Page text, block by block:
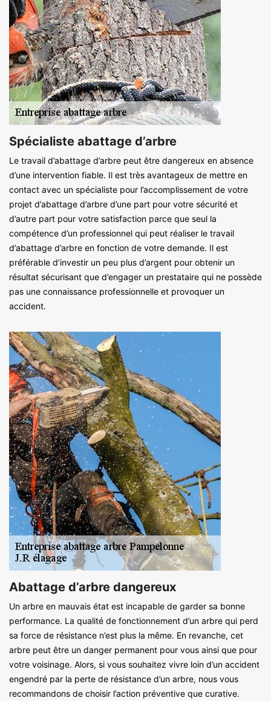
Spécialiste abattage d’arbre
Le travail d’abattage d’arbre peut être dangereux en absence
d’une intervention fiable. Il est très avantageux de mettre en
contact avec un spécialiste pour l’accomplissement de votre
projet d’abattage d’arbre d’une part pour votre sécurité et
d’autre part pour votre satisfaction parce que seul la
compétence d’un professionnel qui peut réaliser le travail
d’abattage d’arbre en fonction de votre demande. Il est
préférable d’investir un peu plus d’argent pour obtenir un
résultat sécurisant que d’engager un prestataire qui ne possède
pas une connaissance professionnelle et provoquer un
accident.
Abattage d’arbre dangereux
Un arbre en mauvais état est incapable de garder sa bonne
performance. La qualité de fonctionnement d’un arbre qui perd
sa force de résistance n’est plus la même. En revanche, cet
arbre peut être un danger permanent pour vous ainsi que pour
votre voisinage. Alors, si vous souhaitez vivre loin d’un accident
engendré par la perte de résistance d’un arbre, nous vous
recommandons de choisir l’action préventive que curative.